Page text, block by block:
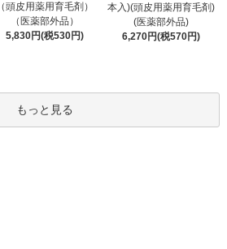
（頭皮用薬用育毛剤）
（医薬部外品）
5,830円(税530円)
本入)(頭皮用薬用育毛剤)
(医薬部外品)
6,270円(税570円)
もっと見る